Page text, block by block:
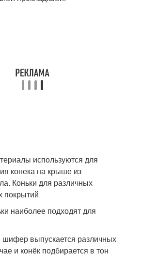
наиболее подходят для
выпускается различных
и конёк подбирается в тон